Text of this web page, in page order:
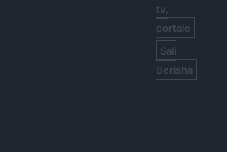
tv,
portale
Sali
Berisha